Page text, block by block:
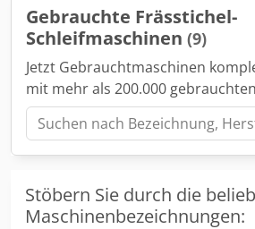
Gebrauchte Frässtichel-
Schleifmaschinen (9)
Jetzt Gebrauchtmaschinen
mit mehr als 200.000
Stöbern Sie durch die
Maschinenbezeichnungen: